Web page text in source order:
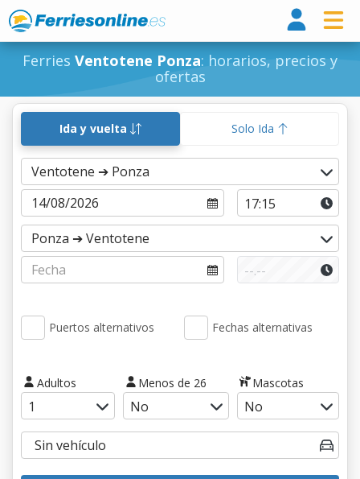
Ferries Ventotene Ponza: horarios, precios y
ofertas
Ida y vuelta Solo Ida
Puertos alternativos Fechas alternativas
Adultos Menos de 26 Mascotas